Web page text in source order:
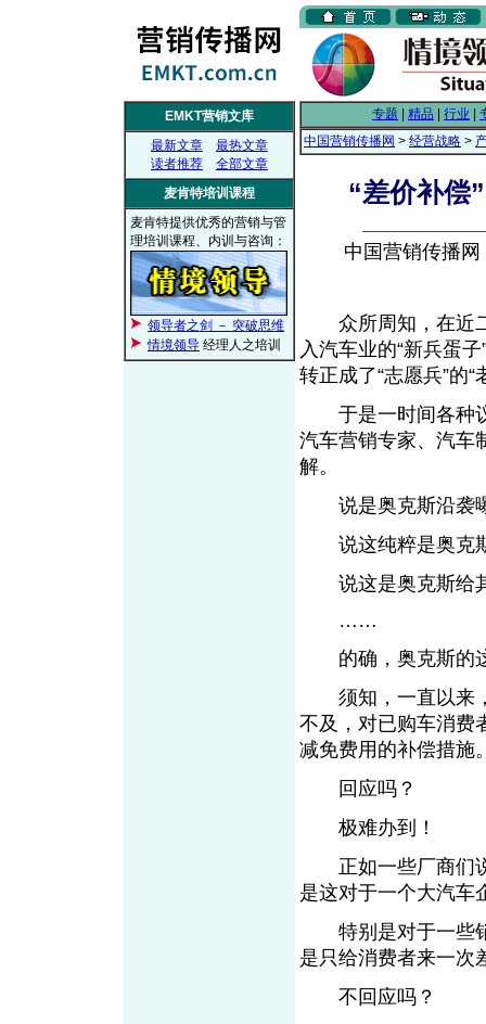
EMKT营销文库
最新文章
最热文章
读者推荐
全部文章
麦肯特培训课程
麦肯特提供优秀的营销与管
理培训课程、内训与咨询：
领导者之剑 － 突破思维
情境领导 经理人之培训
专题 精品 行业
中国营销传播网 > 经营战略 >
“差价补偿
中国营销传播
众所周知，在近二
入汽车业的“新兵蛋
转正成了“志愿兵”的“
于是一时间各种议
汽车营销专家、汽车
解。
说是奥克斯沿袭曝
说这纯粹是奥克斯
说这是奥克斯给其
……
的确，奥克斯的这
须知，一直以来，
不及，对已购车消费
减免费用的补偿措施
回应吗？
极难办到！
正如一些厂商们说
是这对于一个大汽车
特别是对于一些销
是只给消费者来一次
不回应吗？